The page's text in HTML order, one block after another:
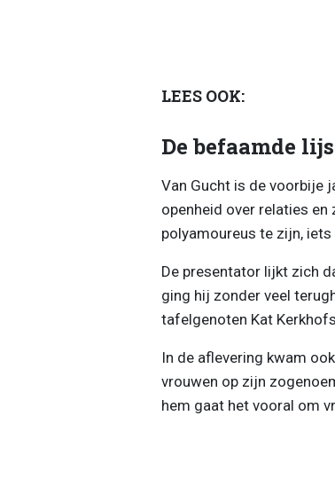
LEES OOK:
De befaamde
Van Gucht is de voorbije
openheid over relaties
polyamoureus te zijn,
De presentator lijkt zich
ging hij zonder veel
tafelgenoten Kat
In de aflevering kwam
vrouwen op zijn
hem gaat het vooral om